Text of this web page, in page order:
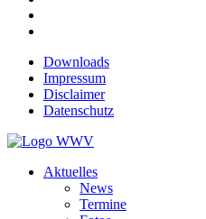
Downloads
Impressum
Disclaimer
Datenschutz
Aktuelles
News
Termine